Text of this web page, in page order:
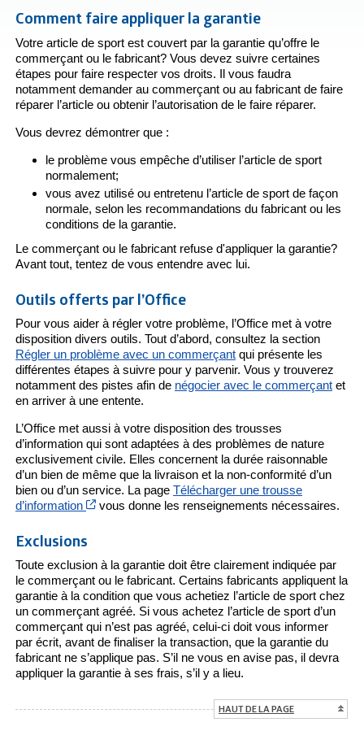
Comment faire appliquer la garantie
Votre article de sport est couvert par la garantie qu’offre le
commerçant ou le fabricant? Vous devez suivre certaines
étapes pour faire respecter vos droits. Il vous faudra
notamment demander au commerçant ou au fabricant de faire
réparer l’article ou obtenir l’autorisation de le faire réparer.
Vous devrez démontrer que :
le problème vous empêche d’utiliser l’article de sport
normalement;
vous avez utilisé ou entretenu l’article de sport de façon
normale, selon les recommandations du fabricant ou les
conditions de la garantie.
Le commerçant ou le fabricant refuse d'appliquer la garantie?
Avant tout, tentez de vous entendre avec lui.
Outils offerts par l’Office
Pour vous aider à régler votre problème, l’Office met à votre
disposition divers outils. Tout d’abord, consultez la section
Régler un problème avec un commerçant qui présente les
différentes étapes à suivre pour y parvenir. Vous y trouverez
notamment des pistes afin de négocier avec le commerçant et
en arriver à une entente.
L’Office met aussi à votre disposition des trousses
d’information qui sont adaptées à des problèmes de nature
exclusivement civile. Elles concernent la durée raisonnable
d’un bien de même que la livraison et la non-conformité d’un
bien ou d’un service. La page Télécharger une trousse
d’information
Cet hyperlien s’ouvrira dans une nouvelle fenêtre
vous donne les renseignements nécessaires.
Exclusions
Toute exclusion à la garantie doit être clairement indiquée par
le commerçant ou le fabricant. Certains fabricants appliquent la
garantie à la condition que vous achetiez l’article de sport chez
un commerçant agréé. Si vous achetez l’article de sport d’un
commerçant qui n’est pas agréé, celui-ci doit vous informer
par écrit, avant de finaliser la transaction, que la garantie du
fabricant ne s’applique pas. S’il ne vous en avise pas, il devra
appliquer la garantie à ses frais, s’il y a lieu.
HAUT DE LA PAGE